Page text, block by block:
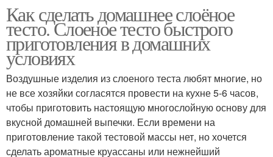
Как сделать домашнее слоёное
тесто. Слоеное тесто быстрого
приготовления в домашних
условиях
Воздушные изделия из слоеного теста любят многие, но
не все хозяйки согласятся провести на кухне 5-6 часов,
чтобы приготовить настоящую многослойную основу для
вкусной домашней выпечки. Если времени на
приготовление такой тестовой массы нет, но хочется
сделать ароматные круассаны или нежнейший